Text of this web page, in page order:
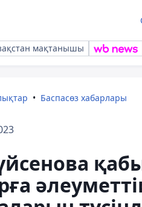
мақтанышы
Баспасөз хабарлары